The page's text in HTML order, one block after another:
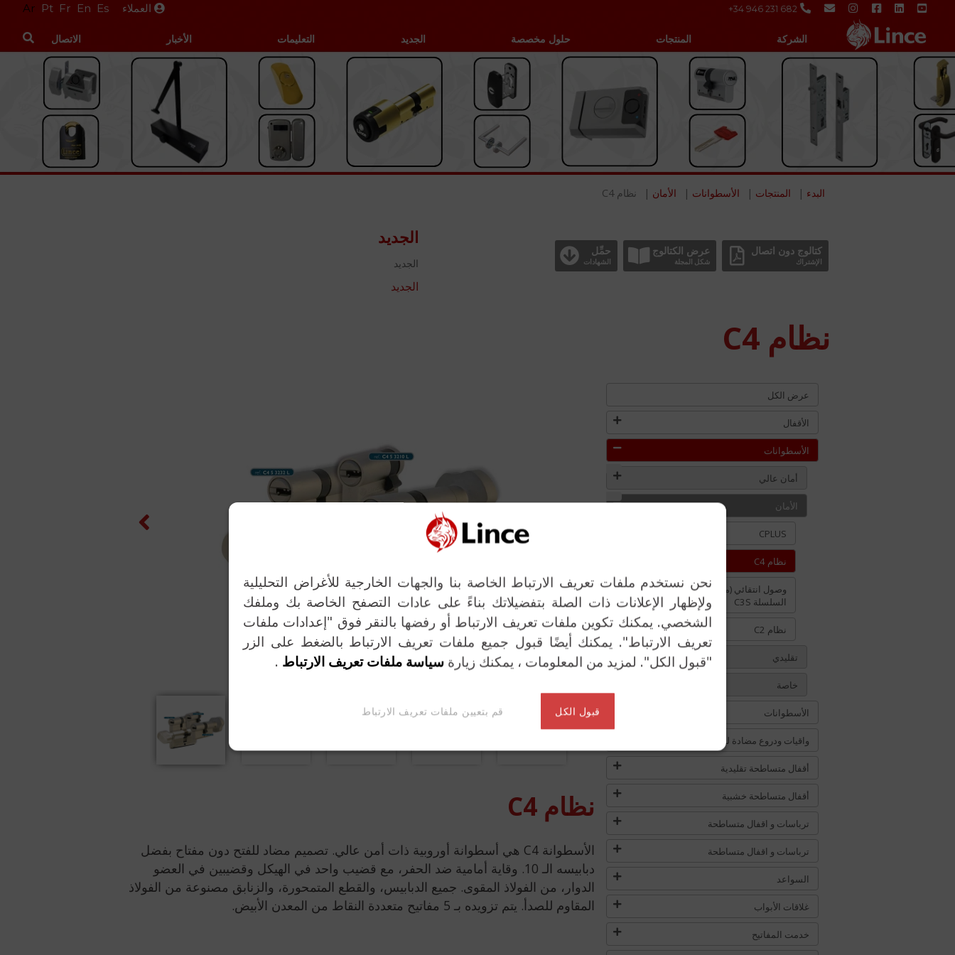
+34 946 231 682 العملاء Es
En
Fr
Pt
Ar
الشركة المنتجات حلول مخصصة الجديد التعليمات الأخبار الاتصال
البدء المنتجات الأسطوانات الأمان نظام C4
الجديد
الجديد
الجديد
كتالوج دون اتصال
الإشتراك
عرض الكتالوج
شكل المجلة
حمِّل
الشهادات
نظام C4
عرض الكل
الأقفال
الأسطوانات
أمان عالي
الأمان
CPLUS
نظام C4
وصول انتقائي (مفتاح متعدد النقاط)،
السلسلة C3S
نظام C2
تقليدي
خاصة
الأسطوانات
واقيات ودروع مضادة للتخريب
أقفال متساطحة تقليدية
أقفال متساطحة خشبية
ترباسات و اقفال متساطحة
ترباسات و اقفال متساطحة
السواعد
غلاقات الأبواب
خدمت المفاتيح
نظام C4
الأسطوانة C4 هي أسطوانة أوروبية ذات أمن عالي. تصميم مضاد للفتح دون مفتاح بفضل
دبابيسه الـ 10. وقاية أمامية ضد الحفر، مع قضيب واحد في الهيكل وقضيبين في العضو
الدوار، من الفولاذ المقوى. جميع الدبابيس، والقطع المتمحورة، والزنابق مصنوعة من الفولاذ
المقاوم للصدأ. يتم تزويده بـ 5 مفاتيح متعددة النقاط من المعدن الأبيض.
نحن نستخدم ملفات تعريف الارتباط الخاصة بنا والجهات الخارجية للأغراض التحليلية
ولإظهار الإعلانات ذات الصلة بتفضيلاتك بناءً على عادات التصفح الخاصة بك وملفك
الشخصي. يمكنك تكوين ملفات تعريف الارتباط أو رفضها بالنقر فوق "إعدادات ملفات
تعريف الارتباط". يمكنك أيضًا قبول جميع ملفات تعريف الارتباط بالضغط على الزر
"قبول الكل". لمزيد من المعلومات ، يمكنك زيارة سياسة ملفات تعريف الارتباط .
قبول الكل قم بتعيين ملفات تعريف الارتباط